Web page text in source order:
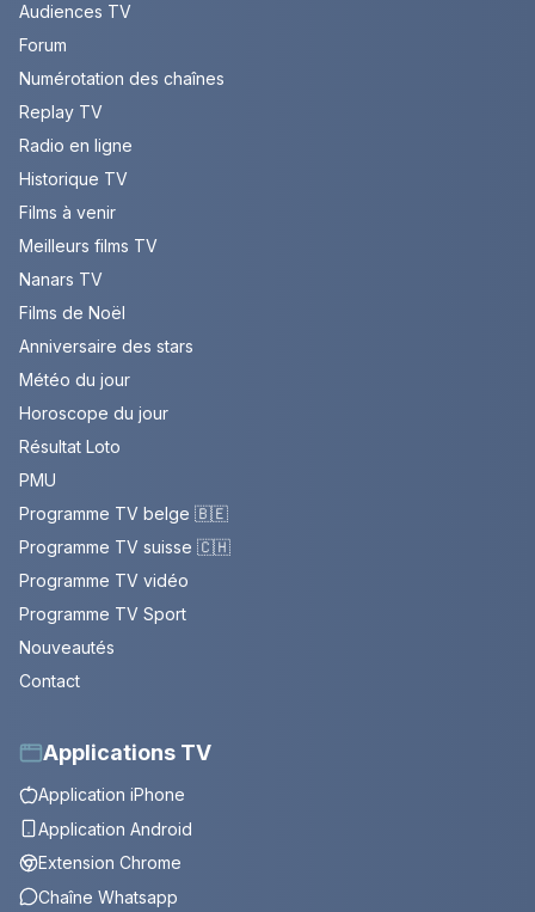
Audiences TV
Forum
Numérotation des chaînes
Replay TV
Radio en ligne
Historique TV
Films à venir
Meilleurs films TV
Nanars TV
Films de Noël
Anniversaire des stars
Météo du jour
Horoscope du jour
Résultat Loto
PMU
Programme TV belge 🇧🇪
Programme TV suisse 🇨🇭
Programme TV vidéo
Programme TV Sport
Nouveautés
Contact
Applications TV
Application iPhone
Application Android
Extension Chrome
Chaîne Whatsapp